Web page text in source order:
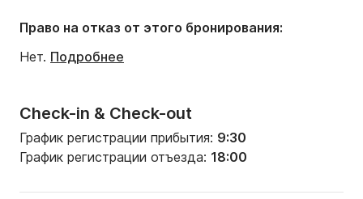
Check-in & Check-out
График регистрации прибытия: 9:30
График регистрации отъезда: 18:00
Право на отказ от этого бронирования:
Нет. Подробнее